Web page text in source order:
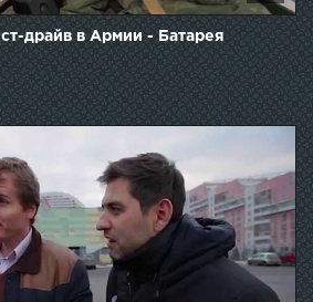
драйв в Армии - Батарея